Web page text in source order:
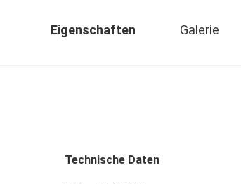
Eigenschaften Galerie
Technische Daten